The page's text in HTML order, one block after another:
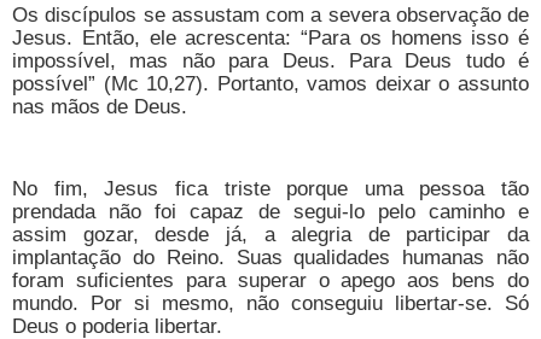
Os discípulos se assustam com a severa observação de
Jesus. Então, ele acrescenta: “Para os homens isso é
impossível, mas não para Deus. Para Deus tudo é
possível” (Mc 10,27). Portanto, vamos deixar o assunto
nas mãos de Deus.
No fim, Jesus fica triste porque uma pessoa tão
prendada não foi capaz de segui-lo pelo caminho e
assim gozar, desde já, a alegria de participar da
implantação do Reino. Suas qualidades humanas não
foram suficientes para superar o apego aos bens do
mundo. Por si mesmo, não conseguiu libertar-se. Só
Deus o poderia libertar.